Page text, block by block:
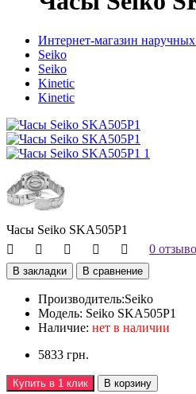
Интернет-магазин наручных
Seiko
Seiko
Kinetic
Kinetic
Часы Seiko SKA505P1
0
В закладки В сравнение
Производитель:Seiko
Модель: Seiko SKA505P1
Наличие: нет в наличии
5833 грн.
Купить в 1 клик В корзину